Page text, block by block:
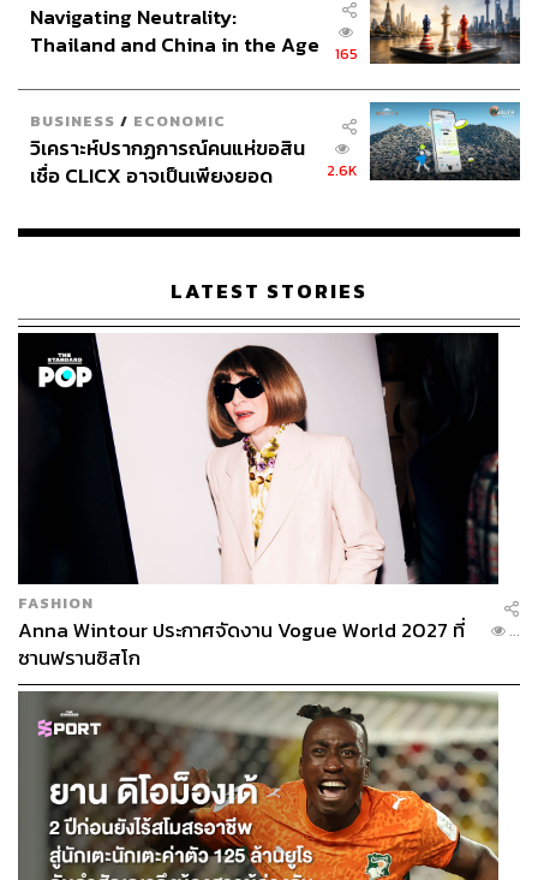
Navigating Neutrality:
Thailand and China in the Age
165
BUSINESS / ECONOMIC
วิเคราะห์ปรากฏการณ์คนแห่ขอสิน
เชื่อ CLICX อาจเป็นเพียงยอด
เรือนไทยที่ถูกซุกไว้
2.6K
LATEST STORIES
FASHION
Anna Wintour ประกาศจัดงาน Vogue World 2027 ที่
ซานฟรานซิสโก
...